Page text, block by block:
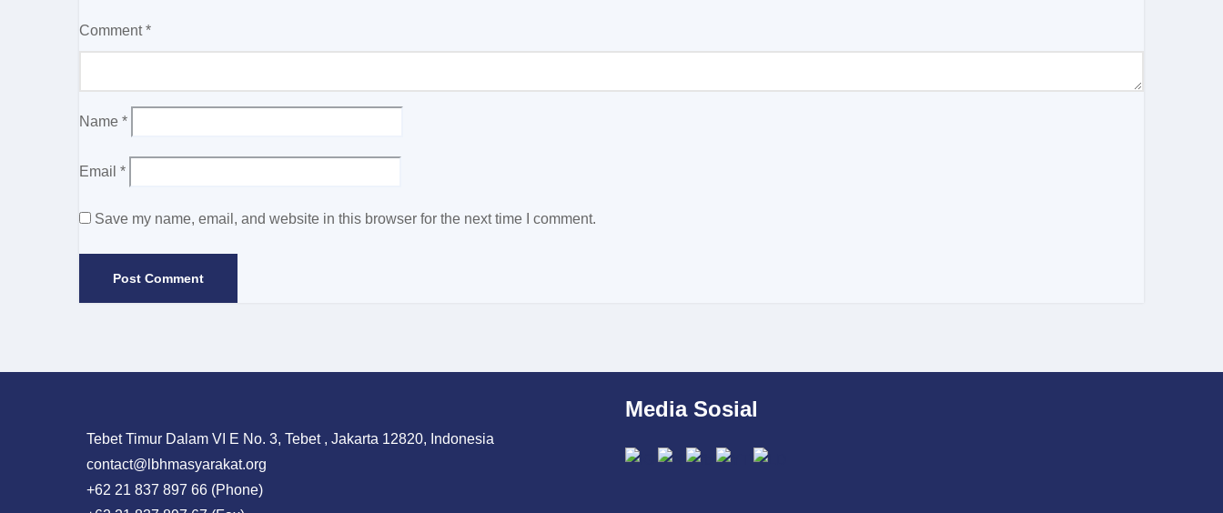
Comment*
Name *
Email *
Save my name, email, and website in this browser for the next time I comment.
Tebet Timur Dalam VI E No. 3, Tebet , Jakarta 12820, Indonesia
contact@lbhmasyarakat.org
+62 21 837 897 66 (Phone)
Media Sosial